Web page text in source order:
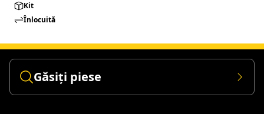
Kit
Înlocuită
Găsiți piese